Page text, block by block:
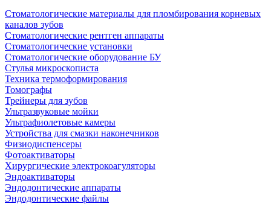
Стоматологические материалы для пломбирования корневых
каналов зубов
Стоматологические рентген аппараты
Стоматологические установки
Стоматологические оборудование БУ
Стулья микроскописта
Техника термоформирования
Томографы
Трейнеры для зубов
Ультразвуковые мойки
Ультрафиолетовые камеры
Устройства для смазки наконечников
Физиодиспенсеры
Фотоактиваторы
Хирургические электрокоагуляторы
Эндоактиваторы
Эндодонтические аппараты
Эндодонтические файлы